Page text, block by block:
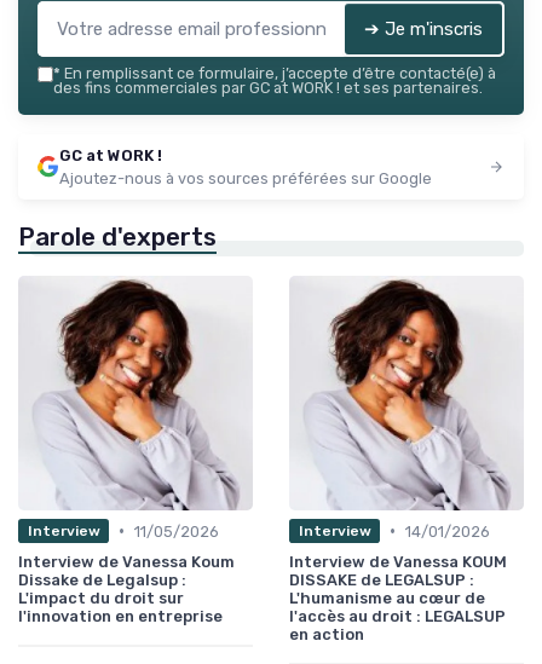
➔ Je m'inscris
* En remplissant ce formulaire, j’accepte d’être contacté(e) à
des fins commerciales par GC at WORK ! et ses partenaires.
GC at WORK !
Ajoutez-nous à vos sources préférées sur Google
Parole d'experts
Interview • 11/05/2026
Interview de Vanessa Koum
Dissake de Legalsup :
L'impact du droit sur
l'innovation en entreprise
Interview • 14/01/2026
Interview de Vanessa KOUM
DISSAKE de LEGALSUP :
L'humanisme au cœur de
l'accès au droit : LEGALSUP
en action